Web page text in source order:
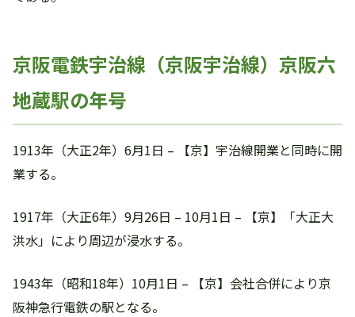
京阪電鉄宇治線（京阪宇治線）京阪六
地蔵駅の年号
1913年（大正2年）6月1日 – 【京】宇治線開業と同時に開
業する。
1917年（大正6年）9月26日 – 10月1日 – 【京】「大正大
洪水」により周辺が浸水する。
1943年（昭和18年）10月1日 – 【京】会社合併により京
阪神急行電鉄の駅となる。